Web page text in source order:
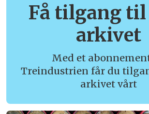
Få tilgang til
arkivet
Med et
Treindustrien får du
arkivet vårt